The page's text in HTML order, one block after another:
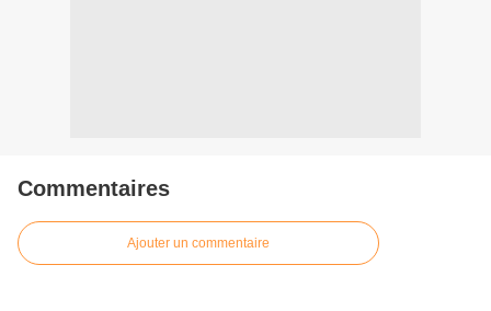
Commentaires
Ajouter un commentaire